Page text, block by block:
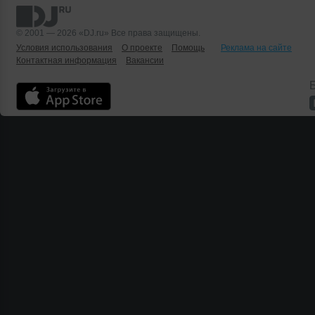
© 2001 — 2026 «DJ.ru» Все права защищены.
Условия использования
О проекте Помощь
Реклама на сайте
Контактная информация
Вакансии